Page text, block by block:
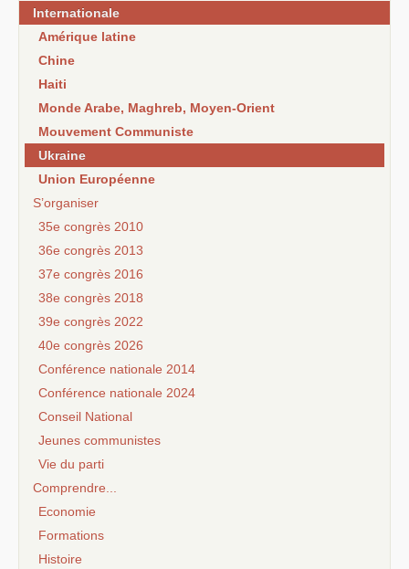
Internationale
Amérique latine
Chine
Haiti
Monde Arabe, Maghreb, Moyen-Orient
Mouvement Communiste
Ukraine
Union Européenne
S’organiser
35e congrès 2010
36e congrès 2013
37e congrès 2016
38e congrès 2018
39e congrès 2022
40e congrès 2026
Conférence nationale 2014
Conférence nationale 2024
Conseil National
Jeunes communistes
Vie du parti
Comprendre...
Economie
Formations
Histoire